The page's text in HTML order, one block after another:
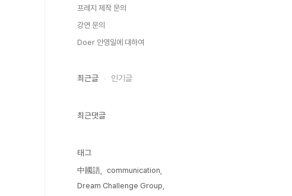
프레지 제작 문의
강연 문의
Doer 안영일에 대하여
최근글 인기글
최근댓글
태그
中國語
communication
Dream Challenge Group